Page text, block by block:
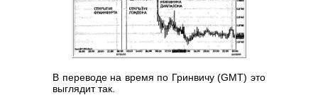
В переводе на время по Гринвичу (GMT) это
выглядит так.